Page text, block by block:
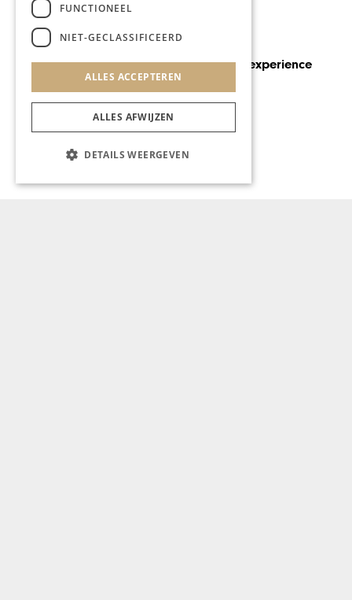
SOCIETY
Generation 80 experience
FUNCTIONEEL
NIET-GECLASSIFICEERD
ALLES ACCEPTEREN
ALLES AFWIJZEN
DETAILS WEERGEVEN